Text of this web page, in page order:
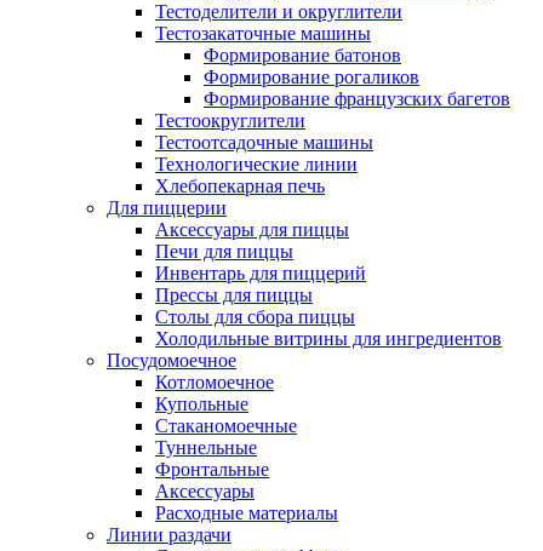
Тестоделители и округлители
Тестозакаточные машины
Формирование батонов
Формирование рогаликов
Формирование французских багетов
Тестоокруглители
Тестоотсадочные машины
Технологические линии
Хлебопекарная печь
Для пиццерии
Аксессуары для пиццы
Печи для пиццы
Инвентарь для пиццерий
Прессы для пиццы
Столы для сбора пиццы
Холодильные витрины для ингредиентов
Посудомоечное
Котломоечное
Купольные
Стаканомоечные
Туннельные
Фронтальные
Аксессуары
Расходные материалы
Линии раздачи